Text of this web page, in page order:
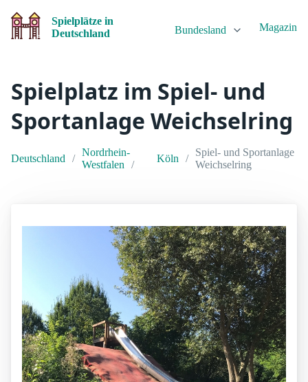
Spielplätze in
Deutschland
Bundesland Magazin
Spielplatz im Spiel- und
Sportanlage Weichselring
Deutschland
Nordrhein-
Westfalen
Köln
Spiel- und Sportanlage
Weichselring